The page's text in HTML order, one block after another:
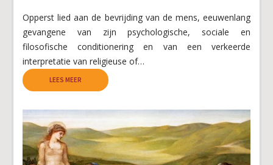
Opperst lied aan de bevrijding van de mens, eeuwenlang
gevangene van zijn psychologische, sociale en
filosofische conditionering en van een verkeerde
interpretatie van religieuse of…
LEES MEER